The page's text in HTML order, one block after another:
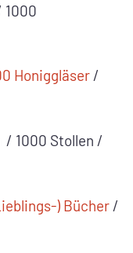
1000
Honiggläser /
/ 1000 Stollen /
) Bücher /